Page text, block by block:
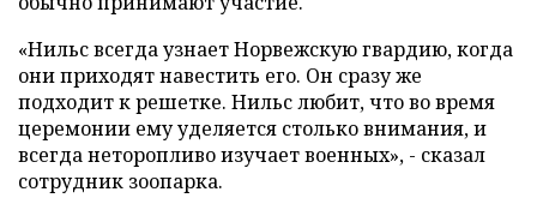
«Нильс всегда узнает Норвежскую гвардию, когда
они приходят навестить его. Он сразу же
подходит к решетке. Нильс любит, что во время
церемонии ему уделяется столько внимания, и
всегда неторопливо изучает военных», - сказал
сотрудник зоопарка.